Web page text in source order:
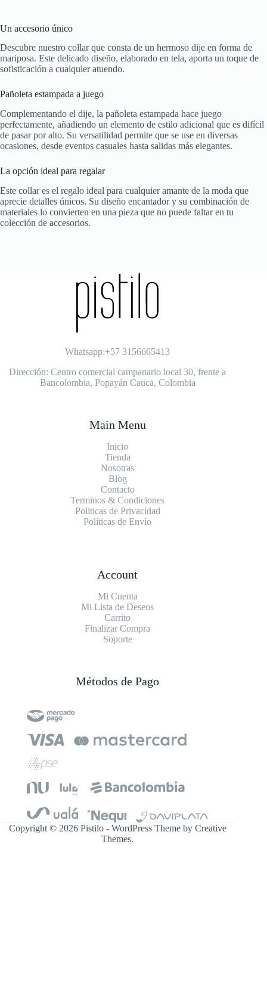
Un accesorio único
Descubre nuestro collar que consta de un hermoso dije en forma de
mariposa. Este delicado diseño, elaborado en tela, aporta un toque de
sofisticación a cualquier atuendo.
Pañoleta estampada a juego
Complementando el dije, la pañoleta estampada hace juego
perfectamente, añadiendo un elemento de estilo adicional que es difícil
de pasar por alto. Su versatilidad permite que se use en diversas
ocasiones, desde eventos casuales hasta salidas más elegantes.
La opción ideal para regalar
Este collar es el regalo ideal para cualquier amante de la moda que
aprecie detalles únicos. Su diseño encantador y su combinación de
materiales lo convierten en una pieza que no puede faltar en tu
colección de accesorios.
Whatsapp:+57 3156665413
Dirección: Centro comercial campanario local 30, frente a
Bancolombia, Popayán Cauca, Colombia
Main Menu
Inicio
Tienda
Nosotras
Blog
Contacto
Terminos & Condiciones
Politicas de Privacidad
Políticas de Envío
Account
Mi Cuenta
Mi Lista de Deseos
Carrito
Finalizar Compra
Soporte
Métodos de Pago
Copyright © 2026 Pistilo - WordPress Theme by Creative
Themes.